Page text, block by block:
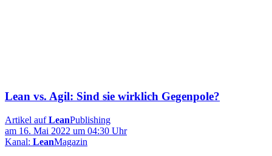
Lean vs. Agil: Sind sie wirklich Gegenpole?
Artikel aufLeanPublishing
am 16. Mai 2022 um 04:30 Uhr
Kanal: LeanMagazin